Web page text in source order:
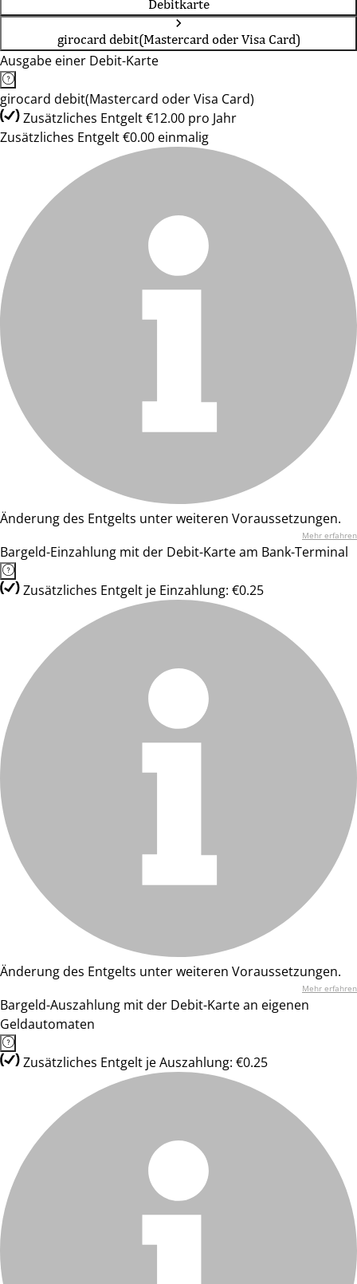
Debitkarte
girocard debit(Mastercard oder Visa Card)
Ausgabe einer Debit-Karte
girocard debit(Mastercard oder Visa Card)
Zusätzliches Entgelt €12.00 pro Jahr
Zusätzliches Entgelt €0.00 einmalig
Änderung des Entgelts unter weiteren Voraussetzungen.
Mehr erfahren
Bargeld-Einzahlung mit der Debit-Karte am Bank-Terminal
Zusätzliches Entgelt je Einzahlung: €0.25
Änderung des Entgelts unter weiteren Voraussetzungen.
Mehr erfahren
Bargeld-Auszahlung mit der Debit-Karte an eigenen
Geldautomaten
Zusätzliches Entgelt je Auszahlung: €0.25